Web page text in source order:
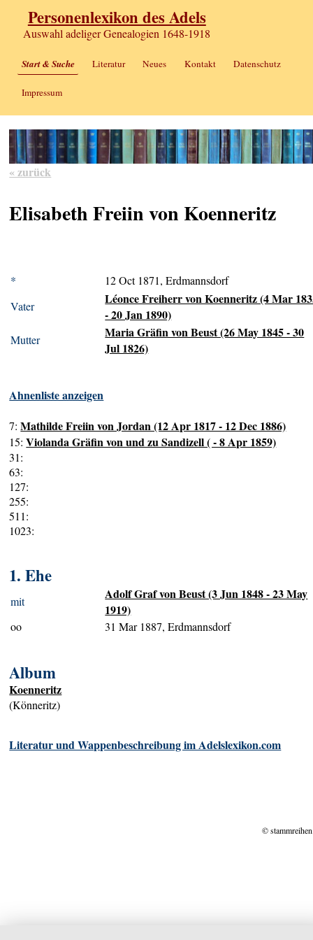
Personenlexikon des Adels
Auswahl adeliger Genealogien 1648-1918
Start & Suche Literatur Neues Kontakt Datenschutz
Impressum
« zurück
Elisabeth Freiin von Koenneritz
*
12 Oct 1871, Erdmannsdorf
Vater
Léonce Freiherr von Koenneritz (4 Mar
- 20 Jan 1890)
Mutter
Maria Gräfin von Beust (26 May 1845 - 30
Jul 1826)
Ahnenliste anzeigen
7:Mathilde Freiin von Jordan (12 Apr 1817 - 12 Dec 1886)
15:Violanda Gräfin von und zu Sandizell ( - 8 Apr 1859)
31:
63:
127:
255:
511:
1023:
1. Ehe
mit
Adolf Graf von Beust (3 Jun 1848 - 23 May
1919)
oo 31 Mar 1887, Erdmannsdorf
Album
Koenneritz
(Könneritz)
Literatur und Wappenbeschreibung im Adelslexikon.com
©